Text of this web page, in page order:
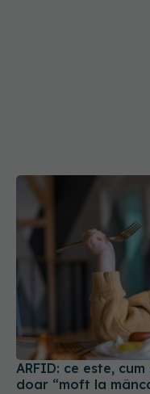
ARFID: ce este,
doar “moft la